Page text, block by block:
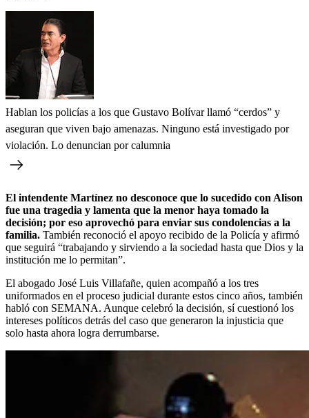
Hablan los policías a los que Gustavo Bolívar llamó “cerdos” y
aseguran que viven bajo amenazas. Ninguno está investigado por
violación. Lo denuncian por calumnia
El intendente Martínez no desconoce que lo sucedido con Alison
fue una tragedia y lamenta que la menor haya tomado la
decisión; por eso aprovechó para enviar sus condolencias a la
familia. También reconoció el apoyo recibido de la Policía y afirmó
que seguirá “trabajando y sirviendo a la sociedad hasta que Dios y la
institución me lo permitan”.
El abogado José Luis Villafañe, quien acompañó a los tres
uniformados en el proceso judicial durante estos cinco años, también
habló con SEMANA. Aunque celebró la decisión, sí cuestionó los
intereses políticos detrás del caso que generaron la injusticia que
solo hasta ahora logra derrumbarse.